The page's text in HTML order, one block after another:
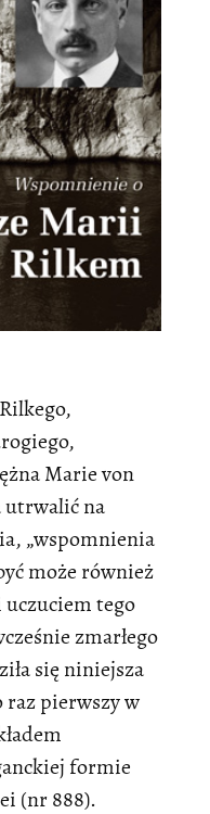
Marie von
utrwalić na
„wspomnienia
może również
tego
zmarłego
się niniejsza
pierwszy w
formie
(nr 888).